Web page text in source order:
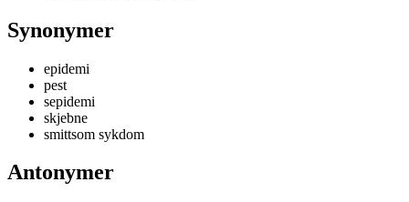
Synonymer
epidemi
pest
sepidemi
skjebne
smittsom sykdom
Antonymer